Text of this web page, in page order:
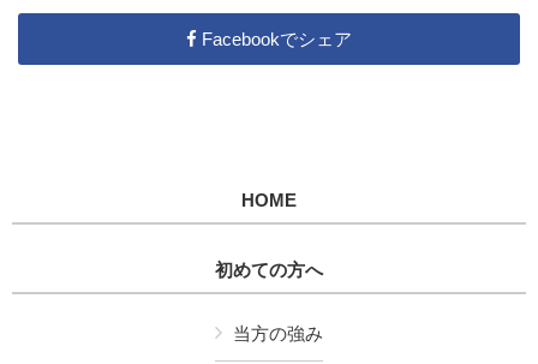
Facebookでシェア
HOME
初めての方へ
当方の強み